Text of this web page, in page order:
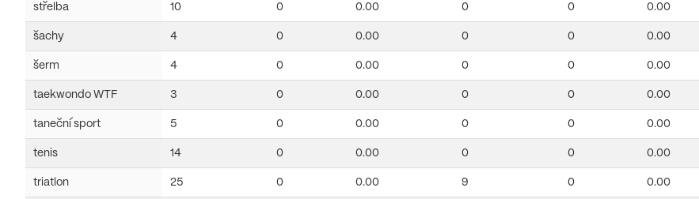
střelba 10 0 0.00 0 0 0.00
šachy 4 0 0.00 0 0 0.00
šerm 4 0 0.00 0 0 0.00
taekwondo WTF 3 0 0.00 0 0 0.00
taneční sport 5 0 0.00 0 0 0.00
tenis 14 0 0.00 0 0 0.00
triatlon 25 0 0.00 9 0 0.00